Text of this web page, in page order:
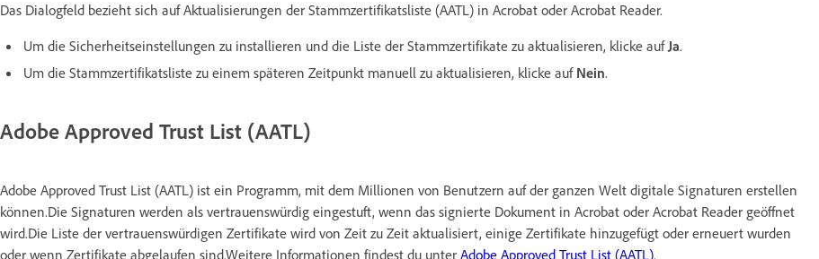
Das Dialogfeld bezieht sich auf Aktualisierungen der Stammzertifikatsliste (AATL) in Acrobat oder Acrobat Reader.
Um die Sicherheitseinstellungen zu installieren und die Liste der Stammzertifikate zu aktualisieren, klicke aufJa.
Um die Stammzertifikatsliste zu einem späteren Zeitpunkt manuell zu aktualisieren, klicke auf Nein.
Adobe Approved Trust List (AATL)
Adobe Approved Trust List (AATL) ist ein Programm, mit dem Millionen von Benutzern auf der ganzen Welt digitale Signaturen erstellen
können.Die Signaturen werden als vertrauenswürdig eingestuft, wenn das signierte Dokument in Acrobat oder Acrobat Reader geöffnet
wird.Die Liste der vertrauenswürdigen Zertifikate wird von Zeit zu Zeit aktualisiert, einige Zertifikate hinzugefügt oder erneuert wurden
oder wenn Zertifikate abgelaufen sind.Weitere Informationen findest du unter Adobe Approved Trust List (AATL).